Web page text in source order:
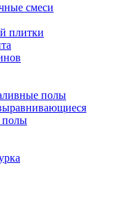
смеси
плитки
полы